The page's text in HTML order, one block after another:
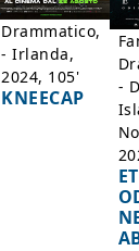
Drammatico,
- Irlanda,
2024, 105'
KNEECAP
-